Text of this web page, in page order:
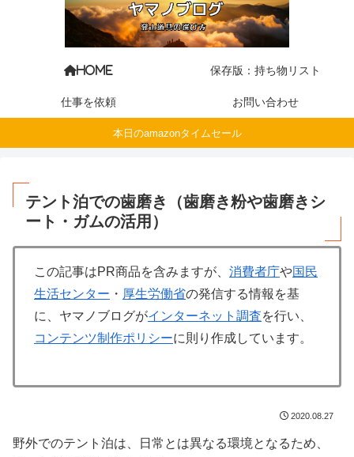
HOME 保存版：持ち物リスト
仕事を依頼 お問い合わせ
本日のamazonタイムセール
テント泊での歯磨き（歯磨き粉や歯磨きシ
ート・ガムの活用）
この記事はPR商品を含みますが、 消費者庁や国民
生活センター ・ 厚生労働省の発信する情報を基
に、ヤマノブログがインターネット調査を行い、
コンテンツ制作ポリシーに則り作成しています。
2020.08.27
野外でのテント泊は、日常とは異なる環境となるため、